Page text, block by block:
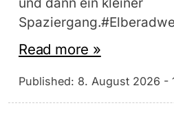
und dann ein kleiner
Read more »
Published: 8. August 2026 -